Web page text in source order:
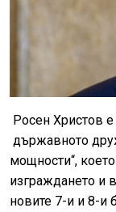
Росен Христов
държавното
мощности“,
изграждането и
новите 7-и и 8-и